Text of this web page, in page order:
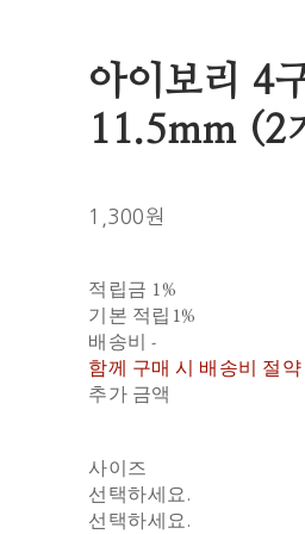
아이보리 4
11.5mm (2
1,300원
적립금 1%
기본 적립 1%
배송비-
함께 구매 시 배송비 절
추가 금액
사이즈
선택하세요.
선택하세요.